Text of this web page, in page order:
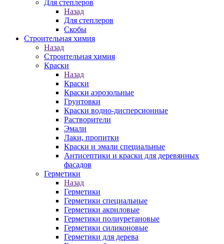
Для степлеров
Назад
Для степлеров
Скобы
Строительная химия
Назад
Строительная химия
Краски
Назад
Краски
Краски аэрозольные
Грунтовки
Краски водно-дисперсионные
Растворители
Эмали
Лаки, пропитки
Краски и эмали специальные
Антисептики и краски для деревянных
фасадов
Герметики
Назад
Герметики
Герметики специальные
Герметики акриловые
Герметики полиуретановые
Герметики силиконовые
Герметики для дерева